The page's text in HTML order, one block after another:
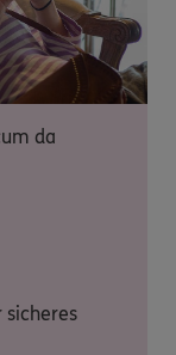
da
sicheres